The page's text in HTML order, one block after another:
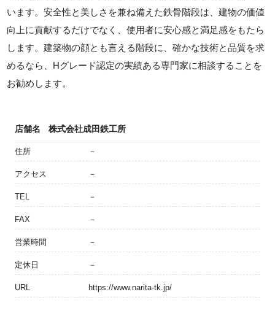
います。安全性と美しさを兼ね備えた鉄骨階段は、建物の価値
向上に貢献するだけでなく、使用者に安心感と満足感をもたら
します。建築物の顔とも言える階段に、確かな技術と品質を求
めるなら、Hグレード認定の実績ある専門家に相談することを
お勧めします。
店舗名 株式会社成田鉄工所
住所 －
アクセス －
TEL －
FAX －
営業時間 －
定休日 －
URL https://www.narita-tk.jp/